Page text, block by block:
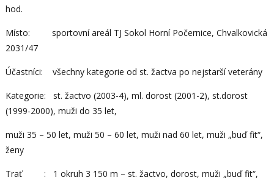
hod.
Místo: sportovní areál TJ Sokol Horní Počernice, Chvalkovická
2031/47
Účastníci: všechny kategorie od st. žactva po nejstarší veterány
Kategorie: st. žactvo (2003-4), ml. dorost (2001-2), st.dorost
(1999-2000), muži do 35 let,
muži 35 – 50 let, muži 50 – 60 let, muži nad 60 let, muži „buď fit“,
ženy
Trať : 1 okruh 3 150 m – st. žactvo, dorost, muži „buď fit“,